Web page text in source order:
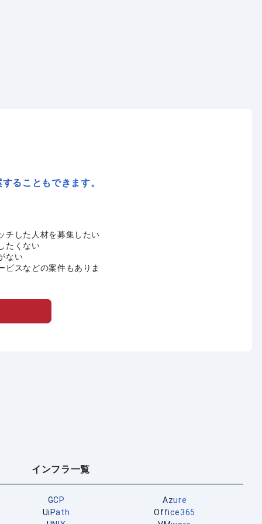
ることもできます。
チした人材を募集したい
たくない
ない
ビスなどの案件もありま
インフラ一覧
GCP
Azure
UiPath
Office365